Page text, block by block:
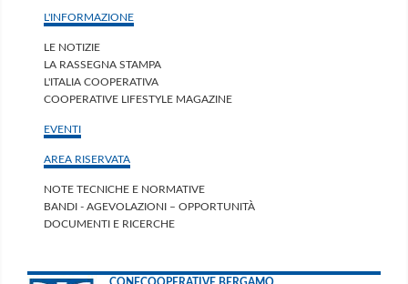
L'INFORMAZIONE
LE NOTIZIE
LA RASSEGNA STAMPA
L'ITALIA COOPERATIVA
COOPERATIVE LIFESTYLE MAGAZINE
EVENTI
AREA RISERVATA
NOTE TECNICHE E NORMATIVE
BANDI - AGEVOLAZIONI – OPPORTUNITÀ
DOCUMENTI E RICERCHE